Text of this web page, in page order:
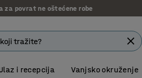
za povrat ne oštećene robe
i recepcija Vanjsko okruženje